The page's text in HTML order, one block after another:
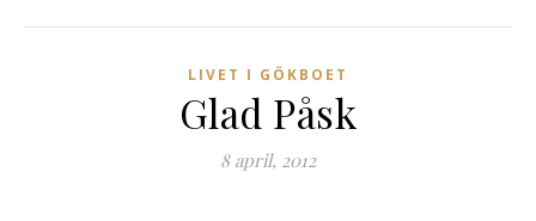
LIVET I GÖKBOET
Glad Påsk
8 april, 2012